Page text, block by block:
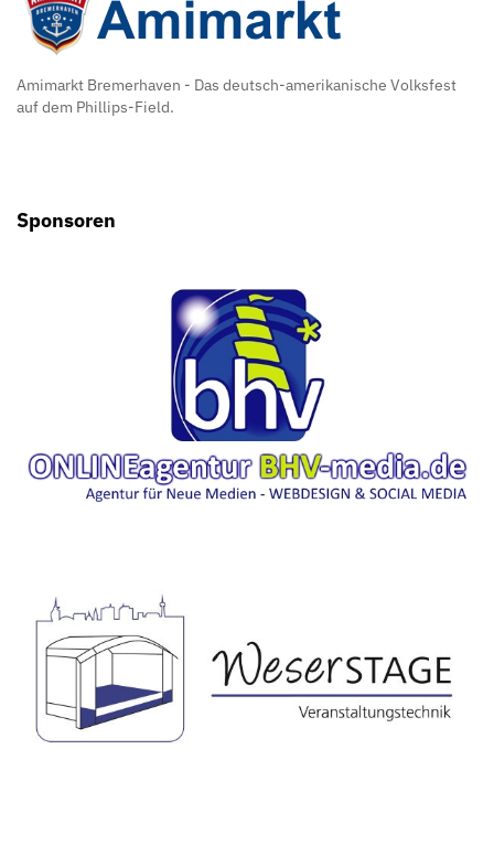
Amimarkt Bremerhaven - Das deutsch-amerikanische Volksfest
auf dem Phillips-Field.
Sponsoren